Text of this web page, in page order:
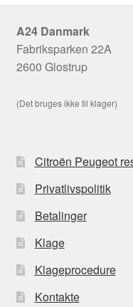
A24 Danmark
Fabriksparken 22A
2600 Glostrup
(Det bruges ikke til klager)
Citroën Peugeot
Privatlivspolitik
Betalinger
Klage
Klageprocedure
Kontakte